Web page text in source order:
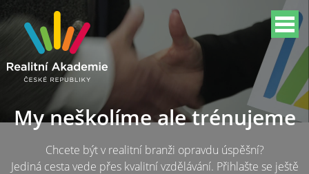
My neškolíme ale trénujeme
Chcete být v realitní branži opravdu úspěšní?
Jediná cesta vede přes kvalitní vzdělávání. Přihlašte se ještě